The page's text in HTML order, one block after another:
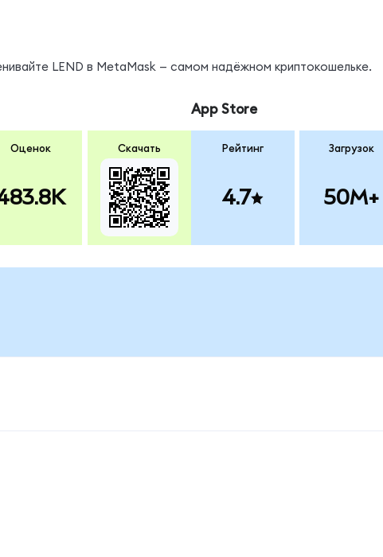
LEND в MetaMask — самом надёжном криптокошельке.
Оценок Скачать
App Store
Рейтинг
4.7
Загрузок
50M+